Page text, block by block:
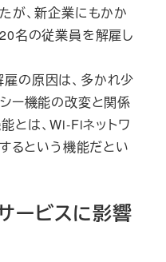
が、新企業にもかか
名の従業員を解雇し
の原因は、多かれ少
ー機能の改変と関係
とは、Wi-Fiネットワ
るという機能だとい
ービスに影響